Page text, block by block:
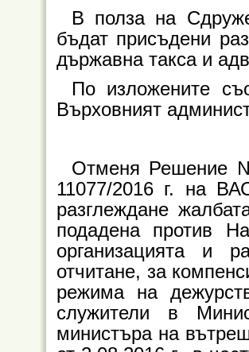
В полза на
бъдат присъдени
държавна такса и
По изложените
Върховният
Отменя Решение
11077/2016 г. на
разглеждане
подадена против
организацията и
отчитане, за
режима на
служители в
министъра на